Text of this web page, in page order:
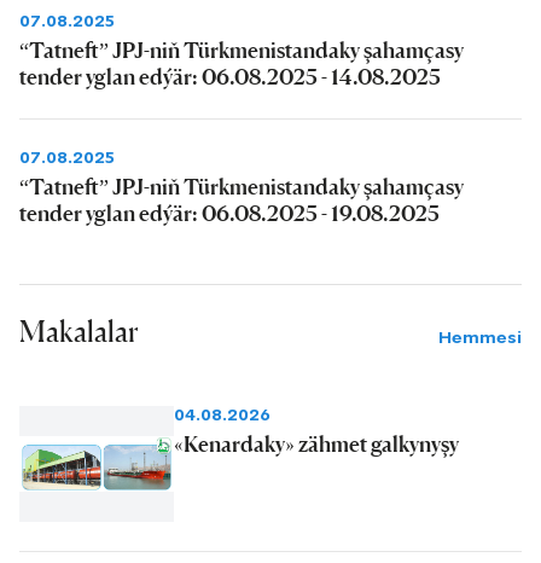
07.08.2025
“Tatneft” JPJ-niň Türkmenistandaky şahamçasy
tender yglan edýär: 06.08.2025 - 14.08.2025
07.08.2025
“Tatneft” JPJ-niň Türkmenistandaky şahamçasy
tender yglan edýär: 06.08.2025 - 19.08.2025
Makalalar Hemmesi
04.08.2026
«Kenardaky» zähmet galkynyşy